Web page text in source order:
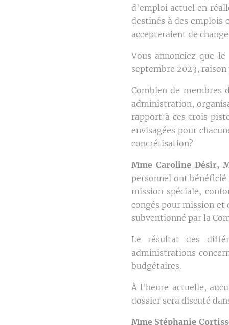
d'emploi actuel en
destinés à des emplois
accepteraient de
Vous annonciez que
septembre 2023,
Combien de membres
administration,
rapport à ces trois
envisagées pour
concrétisation?
Mme Caroline Désir,
personnel ont
mission spéciale,
congés pour mission et
subventionné par la
Le résultat des
administrations
budgétaires.
À l'heure actuelle,
dossier sera discuté
Mme Stéphanie